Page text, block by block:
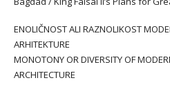
ENOLIČNOST ALI RAZNOLIKOST
ARHITEKTURE
MONOTONY OR DIVERSITY OF
ARCHITECTURE